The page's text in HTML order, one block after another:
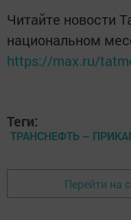
Читайте новости
национальном
https://max.ru/
Теги:
ТРАНСНЕФТЬ –
Перейти на